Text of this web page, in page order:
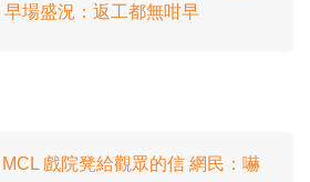
場盛況：返工都無咁早
MCL 戲院凳給觀眾的信 網民：嚇